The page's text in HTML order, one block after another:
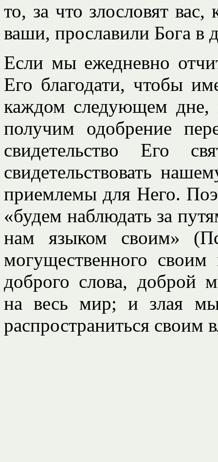
то, за что злословят
ваши, прославили Бога в
Если мы ежедневно
Его благодати, чтобы
каждом следующем
получим одобрение
свидетельство Его
свидетельствовать
приемлемы для Него.
«будем наблюдать за
нам языком своим»
могущественного
доброго слова, доброй
на весь мир; и злая
распространиться своим